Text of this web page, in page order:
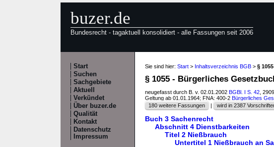
buzer.de
Bundesrecht - tagaktuell konsolidiert - alle Fassungen seit 2006
Start
Suchen
Sachgebiete
Aktuell
Verkündet
Über buzer.de
Qualität
Kontakt
Datenschutz
Impressum
Sie sind hier: Start > Inhaltsverzeichnis BGB > § 1055
§ 1055 - Bürgerliches
neugefasst durch B. v. 02.01.2002 BGBl. I S. 42 ,
Geltung ab 01.01.1964; FNA: 400-2 Bürgerliches
180 weitere Fassungen
| wird in 2387
Buch 3 Sachenrecht
Abschnitt 4 Dienstbarkeiten
Titel 2 Nießbrauch
Untertitel 1 Nießbrauch an